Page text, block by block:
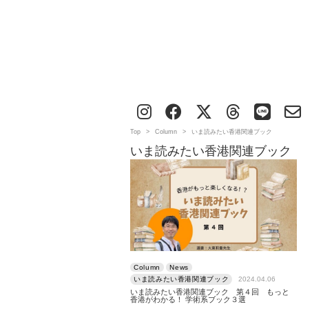
Top > Column > いま読みたい香港関連ブック
いま読みたい香港関連ブック
Column
News
いま読みたい香港関連ブック
2024.04.06
いま読みたい香港関連ブック 第４回 もっと
香港がわかる！ 学術系ブック３選